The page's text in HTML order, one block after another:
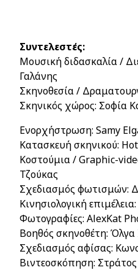
Συντελεστές:
Μουσική διδασκαλία /
Γαλάνης
Σκηνοθεσία /
Σκηνικός χώρος: Σοφία
Ενορχήστρωση: Samy
Κατασκευή σκηνικού:
Κοστούμια / Graphic-
Τζούκας
Σχεδιασμός φωτισμών:
Κινησιολογική
Φωτογραφίες: AlexKat
Βοηθός σκηνοθέτη:
Σχεδιασμός αφίσας:
Βιντεοσκόπηση: